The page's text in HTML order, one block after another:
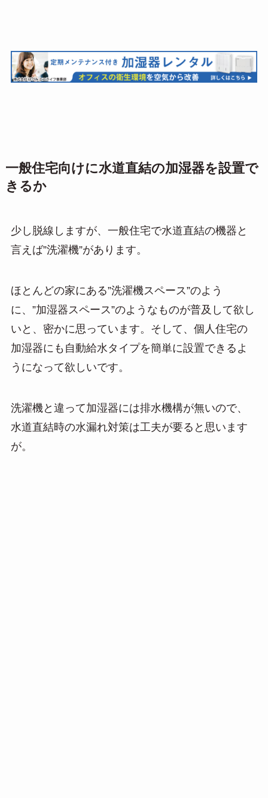
一般住宅向けに水道直結の加湿器を設置で
きるか
少し脱線しますが、一般住宅で水道直結の機器と
言えば”洗濯機”があります。
ほとんどの家にある”洗濯機スペース”のよう
に、”加湿器スペース”のようなものが普及して欲し
いと、密かに思っています。そして、個人住宅の
加湿器にも自動給水タイプを簡単に設置できるよ
うになって欲しいです。
洗濯機と違って加湿器には排水機構が無いので、
水道直結時の水漏れ対策は工夫が要ると思います
が。